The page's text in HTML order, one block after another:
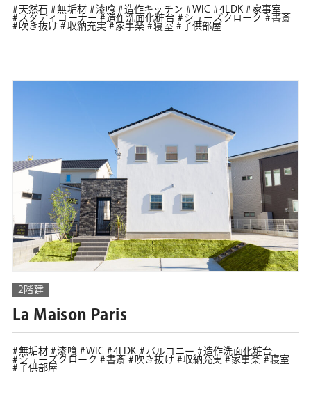
天然石 無垢材 漆喰 造作キッチン WIC 4LDK
家事室
スタディコーナー
造作洗面化粧台 シューズクローク
書斎
吹き抜け
収納充実 家事楽 寝室 子供部屋
2階建
La Maison Paris
無垢材 漆喰 WIC 4LDK バルコニー
造作洗面化粧台
シューズクローク
書斎 吹き抜け 収納充実 家事楽
寝室
子供部屋